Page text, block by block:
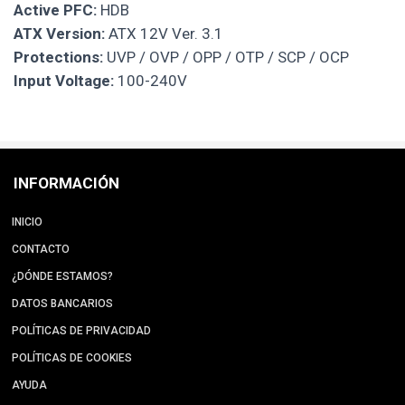
Active PFC: HDB
ATX Version: ATX 12V Ver. 3.1
Protections: UVP / OVP / OPP / OTP / SCP / OCP
Input Voltage: 100-240V
INFORMACIÓN
INICIO
CONTACTO
¿DÓNDE ESTAMOS?
DATOS BANCARIOS
POLÍTICAS DE PRIVACIDAD
POLÍTICAS DE COOKIES
AYUDA